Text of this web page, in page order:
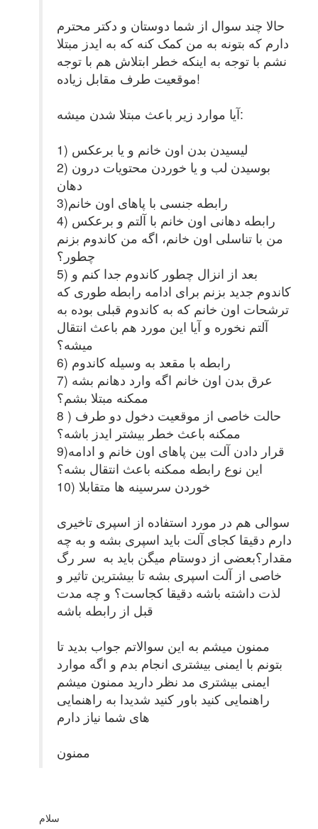
حالا چند سوال از شما دوستان و دکتر محترم
دارم که بتونه به من کمک کنه که به ایدز مبتلا
نشم با توجه به اینکه خطر ابتلاش هم با توجه
موقعیت طرف مقابل زیاده!
آیا موارد زیر باعث مبتلا شدن میشه:
1) لیسیدن بدن اون خانم و یا برعکس
2) بوسیدن لب و یا خوردن محتویات درون
دهان
3)رابطه جنسی با پاهای اون خانم
4) رابطه دهانی اون خانم با آلتم و برعکس
من با تناسلی اون خانم، اگه من کاندوم بزنم
چطور؟
5) بعد از انزال چطور کاندوم جدا کنم و
کاندوم جدید بزنم برای ادامه رابطه طوری که
ترشحات اون خانم که به کاندوم قبلی بوده به
آلتم نخوره و آیا این مورد هم باعث انتقال
میشه؟
6) رابطه با مقعد به وسیله کاندوم
7) عرق بدن اون خانم اگه وارد دهانم بشه
ممکنه مبتلا بشم؟
8 ) حالت خاصی از موقعیت دخول دو طرف
ممکنه باعث خطر بیشتر ایدز باشه؟
9)قرار دادن آلت بین پاهای اون خانم و ادامه
این نوع رابطه ممکنه باعث انتقال بشه؟
10) خوردن سرسینه ها متقابلا
سوالی هم در مورد استفاده از اسپری تاخیری
دارم دقیقا کجای آلت باید اسپری بشه و به چه
مقدار؟بعضی از دوستام میگن باید به سر رگ
خاصی از آلت اسپری بشه تا بیشترین تاثیر و
لذت داشته باشه دقیقا کجاست؟ و چه مدت
قبل از رابطه باشه
ممنون میشم به این سوالاتم جواب بدید تا
بتونم با ایمنی بیشتری انجام بدم و اگه موارد
ایمنی بیشتری مد نظر دارید ممنون میشم
راهنمایی کنید باور کنید شدیدا به راهنمایی
های شما نیاز دارم
ممنون
سلام